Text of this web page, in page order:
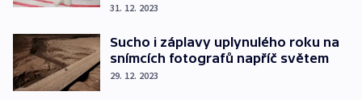
31. 12. 2023
Sucho i záplavy uplynulého roku na
snímcích fotografů napříč světem
29. 12. 2023